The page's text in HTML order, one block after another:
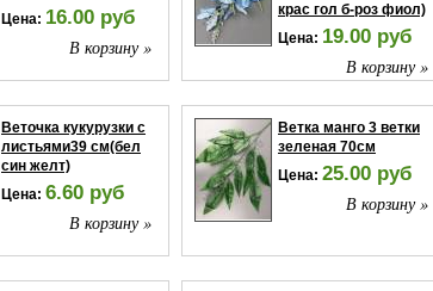
Цена: 16.00 руб
В корзину »
крас гол б-роз фиол)
Цена: 19.00 руб
В корзину »
Веточка кукурузки с
листьями39 см(бел
син желт)
Цена: 6.60 руб
В корзину »
Ветка манго 3 ветки
зеленая 70см
Цена: 25.00 руб
В корзину »